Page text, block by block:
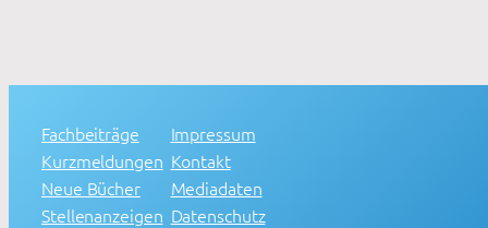
Fachbeiträge
Kurzmeldungen
Neue Bücher
Stellenanzeigen
Impressum
Kontakt
Mediadaten
Datenschutz